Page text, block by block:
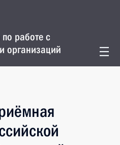
работе с
организаций